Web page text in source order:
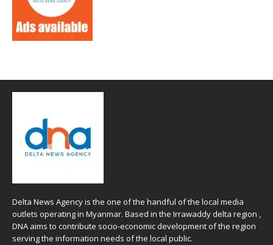
Delta News Agency is the one of the handful of the local media
outlets operating in Myanmar. Based in the Irrawaddy delta region ,
DNA aims to contribute socio-economic development of the region
serving the information needs of the local public.